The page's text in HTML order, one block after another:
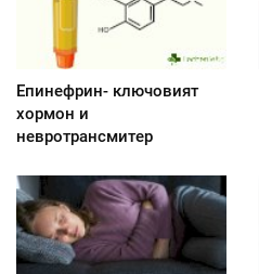
Епинефрин- ключовият
хормон и
невротрансмитер